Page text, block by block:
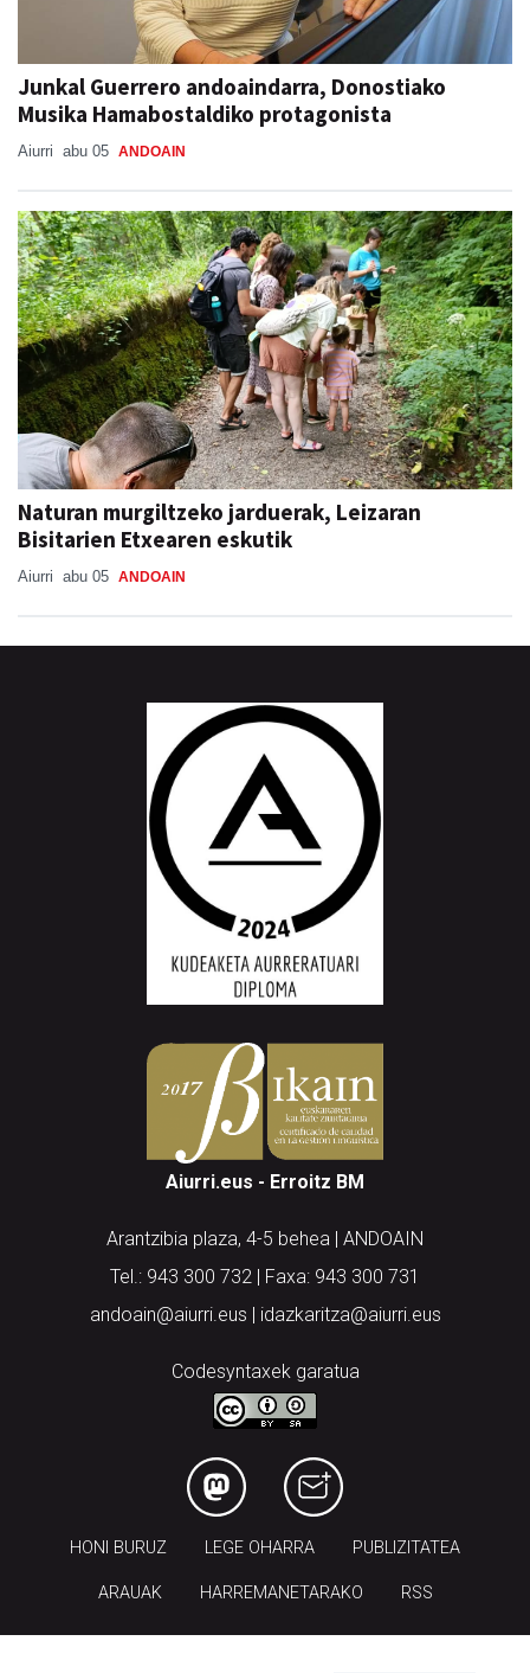
Junkal Guerrero andoaindarra, Donostiako
Musika Hamabostaldiko protagonista
Aiurri abu 05 ANDOAIN
Naturan murgiltzeko jarduerak, Leizaran
Bisitarien Etxearen eskutik
Aiurri abu 05 ANDOAIN
Aiurri.eus - Erroitz BM
Arantzibia plaza, 4-5 behea | ANDOAIN
Tel.: 943 300 732 | Faxa: 943 300 731
andoain@aiurri.eus | idazkaritza@aiurri.eus
Codesyntaxek garatua
HONI BURUZ LEGE OHARRA PUBLIZITATEA
ARAUAK HARREMANETARAKO RSS